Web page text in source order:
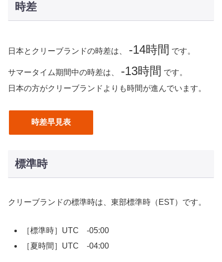
時差
日本とクリーブランドの時差は、 -14時間 です。
サマータイム期間中の時差は、 -13時間 です。
日本の方がクリーブランドよりも時間が進んでいます。
時差早見表
標準時
クリーブランドの標準時は、東部標準時（EST）です。
［標準時］UTC -05:00
［夏時間］UTC -04:00